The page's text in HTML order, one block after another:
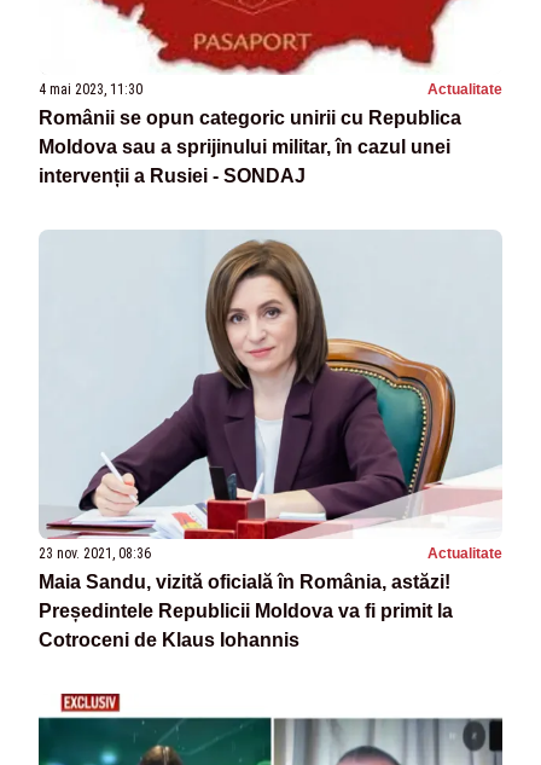
4 mai 2023, 11:30 Actualitate
Românii se opun categoric unirii cu Republica
Moldova sau a sprijinului militar, în cazul unei
intervenții a Rusiei - SONDAJ
23 nov. 2021, 08:36 Actualitate
Maia Sandu, vizită oficială în România, astăzi!
Președintele Republicii Moldova va fi primit la
Cotroceni de Klaus Iohannis